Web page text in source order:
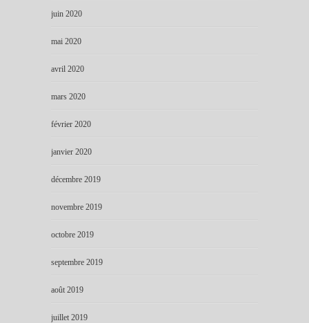
juin 2020
mai 2020
avril 2020
mars 2020
février 2020
janvier 2020
décembre 2019
novembre 2019
octobre 2019
septembre 2019
août 2019
juillet 2019